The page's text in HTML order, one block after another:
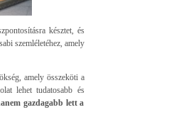
késztet, és
szemléletéhez, amely
amely összeköti a
lehet tudatosabb és
gazdagabb lett a